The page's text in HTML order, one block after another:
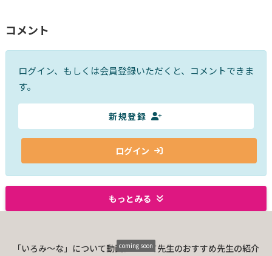
コメント
ログイン、もしくは会員登録いただくと、コメントできま
す。
新規登録
ログイン
もっとみる
「いろみ〜な」について動画について先生のおすすめ先生の紹介
coming soon